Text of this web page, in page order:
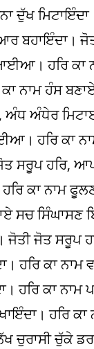
ਦੁੱਖ
ਬਹਾਇੰਦਾ।
ਹਰਿ
ਨਾਮ ਹੰਸ
ਅੰਧੇਰ
ਹਰਿ ਕਾ
ਸਰੂਪ ਹਰਿ,
ਕਾ ਨਾਮ
ਸਚ ਸਿੰਘਾਸਣ
ਜੋਤ ਸਰੂਪ
ਹਰਿ ਕਾ
ਹਰਿ ਕਾ
ਹਰਿ
ਚੁੱਕੇ